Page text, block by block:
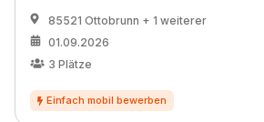
85521 Ottobrunn + 1 weiterer
01.09.2026
3 Plätze